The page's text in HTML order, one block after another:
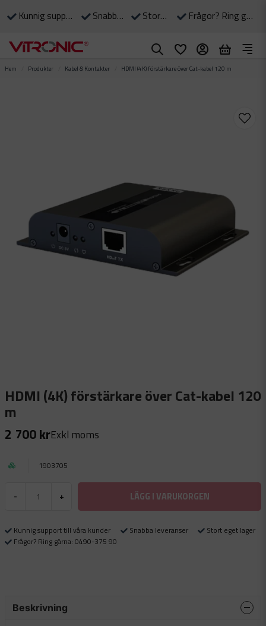
Kunnig support till våra kunder Snabba leveranser Stort eget lager Frågor? Ring gärna: 0490-375 90
Hem Produkter Kabel & Kontakter HDMI (4K) förstärkare över Cat-kabel 120 m
HDMI (4K) förstärkare över Cat-kabel 120
m
2 700 krExkl moms
1903705
- + LÄGG I VARUKORGEN
Kunnig support till våra kunder Snabba leveranser
Stort eget lager
Frågor? Ring gärna: 0490-375 90
Beskrivning